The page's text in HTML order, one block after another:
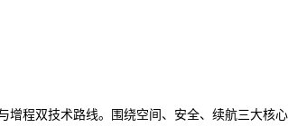
程双技术路线。围绕空间、安全、续航三大核